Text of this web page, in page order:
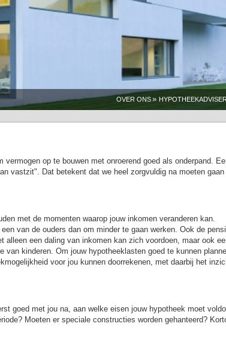
OVER ONS»
op te bouwen met onroerend goed als onderpand.
vastzit". Dat betekent dat we heel zorgvuldig na moeten
met de momenten waarop jouw inkomen veranderen kan.
van de ouders dan om minder te gaan werken. Ook de
alleen een daling van inkomen kan zich voordoen, maar ook
kinderen. Om jouw hypotheeklasten goed te kunnen
voor jou kunnen doorrekenen, met daarbij het
goed met jou na, aan welke eisen jouw hypotheek moet
Moeten er speciale constructies worden gehanteerd?